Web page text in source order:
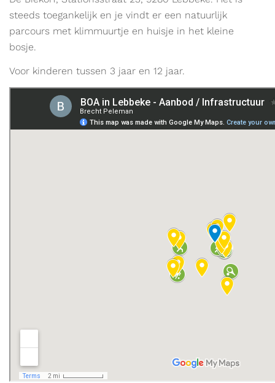
steeds toegankelijk en je vindt er een natuurlijk
parcours met klimmuurtje en huisje in het kleine
bosje.
Voor kinderen tussen 3 jaar en 12 jaar.